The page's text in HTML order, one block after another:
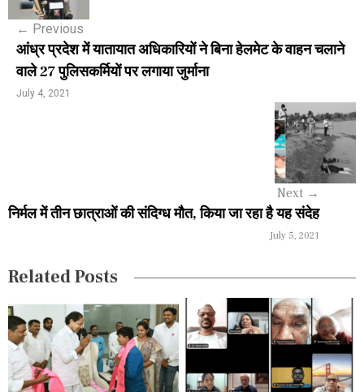
n
a
a
i
o
n
← Previous
आंध्र प्रदेश में यातायात अधिकारियों ने बिना हेलमेट के वाहन चलाने
वाले 27 पुलिसकर्मियों पर लगाया जुर्माना
July 4, 2021
Next →
निर्मल में तीन छात्राओं की संदिग्ध मौत, किया जा रहा है यह संदेह
July 5, 2021
Related Posts